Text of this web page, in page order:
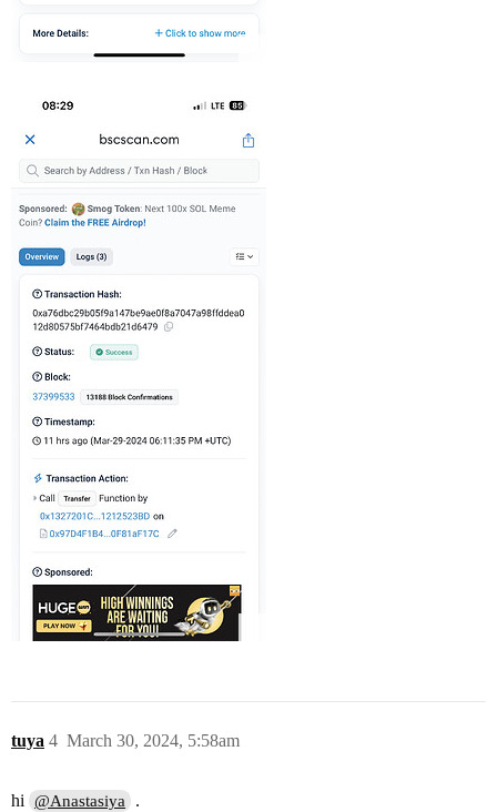
tuya March 30, 2024, 5:58am
4
hi @Anastasiya
.